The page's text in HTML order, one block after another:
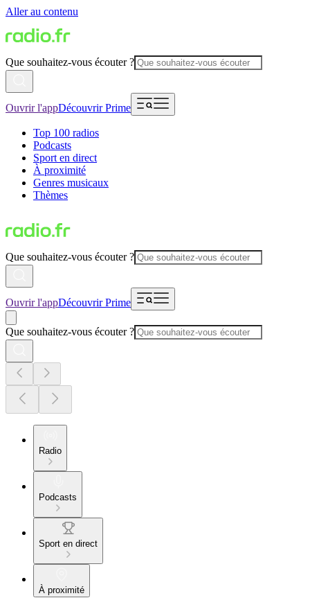
Aller au contenu
Que souhaitez-vous écouter ?
Ouvrir l'appDécouvrir Prime
Top 100 radios
Podcasts
Sport en direct
À proximité
Genres musicaux
Thèmes
Que souhaitez-vous écouter ?
Ouvrir l'appDécouvrir Prime
Que souhaitez-vous écouter ?
Radio
Podcasts
Sport en direct
À proximité